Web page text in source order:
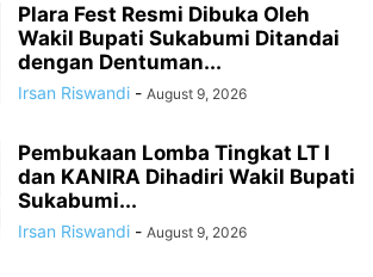
Plara Fest Resmi Dibuka Oleh
Wakil Bupati Sukabumi Ditandai
dengan Dentuman...
Irsan Riswandi - August 9, 2026
Pembukaan Lomba Tingkat LT I
dan KANIRA Dihadiri Wakil Bupati
Sukabumi...
Irsan Riswandi - August 9, 2026